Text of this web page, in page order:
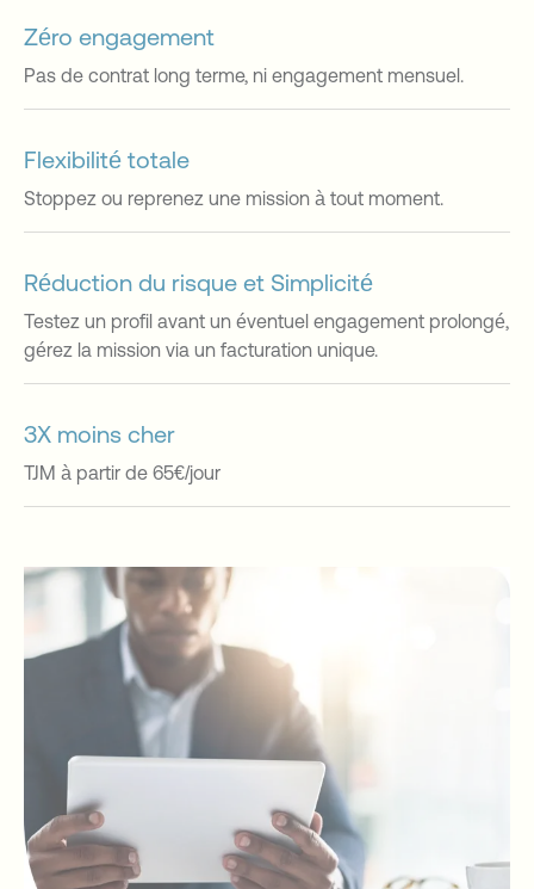
Zéro engagement
Pas de contrat long terme, ni engagement mensuel.
Flexibilité totale
Stoppez ou reprenez une mission à tout moment.
Réduction du risque et Simplicité
Testez un profil avant un éventuel engagement prolongé,
gérez la mission via un facturation unique.
3X moins cher
TJM à partir de 65€/jour